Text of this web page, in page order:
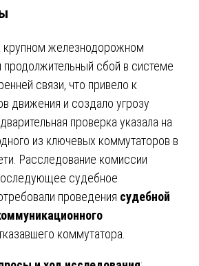
крупном железнодорожном
продолжительный сбой в системе
связи, что привело к
движения и создало угрозу
проверка указала на
из ключевых коммутаторов в
Расследование комиссии
судебное
проведения судебной
коммутатора.